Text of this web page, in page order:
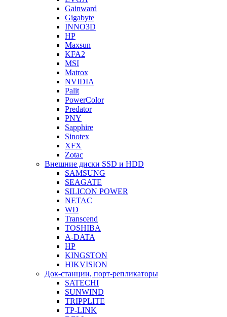
Gainward
Gigabyte
INNO3D
HP
Maxsun
KFA2
MSI
Matrox
NVIDIA
Palit
PowerColor
Predator
PNY
Sapphire
Sinotex
XFX
Zotac
Внешние диски SSD и HDD
SAMSUNG
SEAGATE
SILICON POWER
NETAC
WD
Transcend
TOSHIBA
A-DATA
HP
KINGSTON
HIKVISION
Док-станции, порт-репликаторы
SATECHI
SUNWIND
TRIPPLITE
TP-LINK